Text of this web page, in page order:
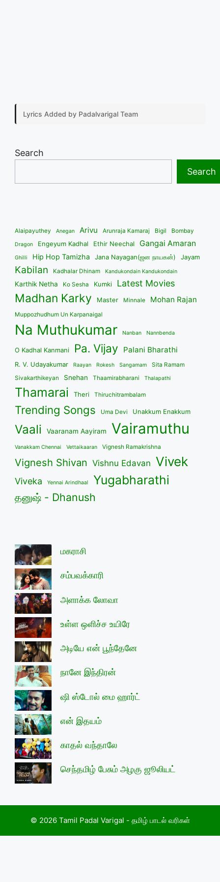
Lyrics Added by Padalvarigal Team
Search
Search
Alaipayuthey Anegan Arivu Arunraja Kamaraj Bigil Bombay
Dragon Engeyum Kadhal Ethir Neechal Gangai Amaran
Ghilli Hip Hop Tamizha Jana Nayagan(ஜன நாயகன்) Jayam
Kabilan Kadhalar Dhinam Kandukondain Kandukondain
Karthik Netha Ko Sesha Kumki Latest Movies
Madhan Karky Master Minnale Mohan Rajan
Muppozhudhum Un Karpanaigal
Na Muthukumar Nanban Nannbenda
O Kadhal Kanmani Pa. Vijay Palani Bharathi
R. V. Udayakumar Raayan Rokesh Sangamam
Sita Ramam
Sivakarthikeyan
Snehan Thaamirabharani Thalapathi
Thamarai Theri Thiruchitrambalam
Trending Songs Uma Devi Unakkum Enakkum
Vaali Vaaranam Aayiram Vairamuthu
Vanakkam Chennai Vettaikaaran Vignesh Ramakrishna
Vignesh Shivan Vishnu Edavan Vivek
Viveka Yennai Arindhaal Yugabharathi
தனுஷ் - Dhanush
மகராசி
சம்பவக்காரி
அளாக்க லோவா
உள்ள ஒளிச்ச உயிரே
அடியே என் பூந்தேனே
நானே இந்திரன்
ஷி ஸ்டோல் மை ஹார்ட்
என் இதயம்
காதல் வந்தாலே
செந்தமிழ் பேசும் அழகு ஜூலியட்
© 2026 Tamil Padal Varigal - தமிழ் பாடல் வரிகள்